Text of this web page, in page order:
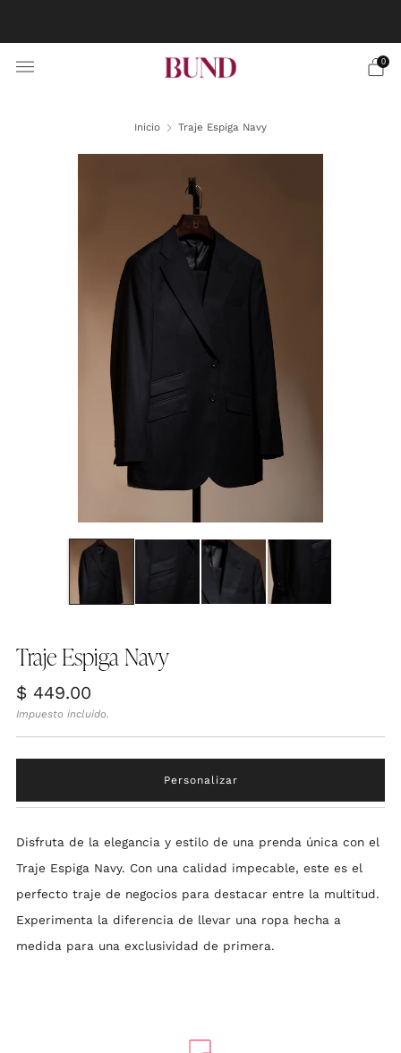
0
Inicio Traje Espiga Navy
Traje Espiga Navy
Precio
habitual
$ 449.00
Impuesto incluido.
Personalizar
Disfruta de la elegancia y estilo de una prenda única con el
Traje Espiga Navy. Con una calidad impecable, este es el
perfecto traje de negocios para destacar entre la multitud.
Experimenta la diferencia de llevar una ropa hecha a
medida para una exclusividad de primera.